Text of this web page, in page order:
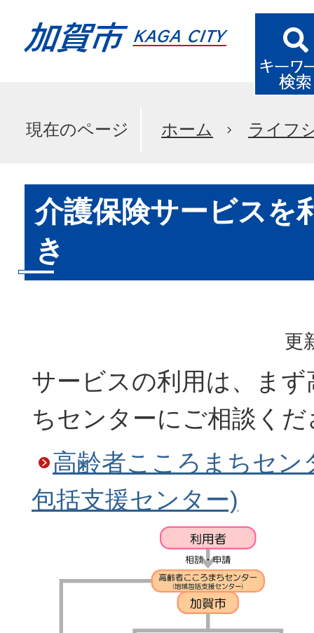
現在のページ ホーム ライフ
介護保険サービスを
き
更
サービスの利用は、ま
ちセンターにご相談くだ
高齢者こころまちセン
包括支援センター)